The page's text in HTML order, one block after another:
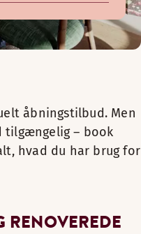
åbningstilbud. Men
tilgængelig – book
hvad du har brug for
RENOVEREDE